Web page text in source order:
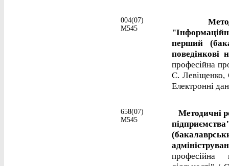
004(07)
М545
перший
поведінкові
професійна
С. Левіщенко,
Електронні
658(07)
М545
Методичні
професійна